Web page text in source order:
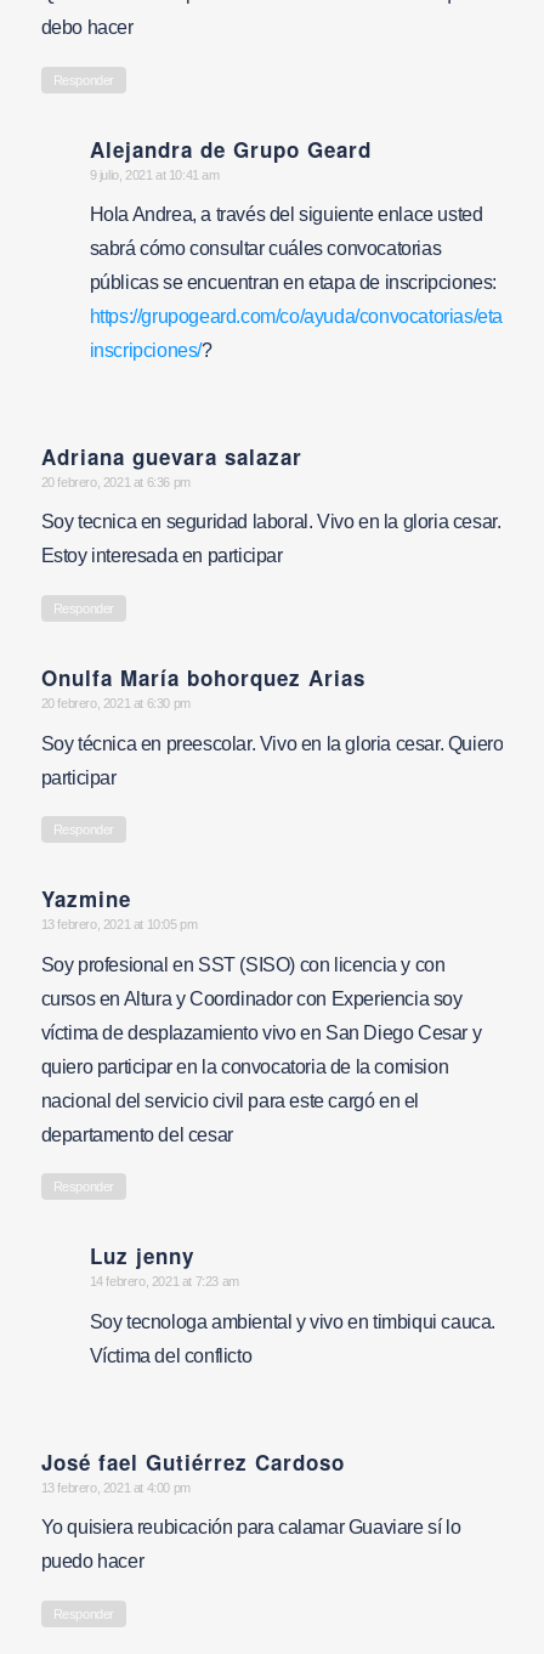
debo hacer
Responder
Alejandra de Grupo Geard
says:
9 julio, 2021 at 10:41 am
Hola Andrea, a través del siguiente enlace usted
sabrá cómo consultar cuáles convocatorias
públicas se encuentran en etapa de inscripciones:
https://grupogeard.com/co/ayuda/convocatorias/etapa-
inscripciones/?
Adriana guevara salazar
says:
20 febrero, 2021 at 6:36 pm
Soy tecnica en seguridad laboral. Vivo en la gloria cesar.
Estoy interesada en participar
Responder
Onulfa María bohorquez Arias
says:
20 febrero, 2021 at 6:30 pm
Soy técnica en preescolar. Vivo en la gloria cesar. Quiero
participar
Responder
Yazmine
says:
13 febrero, 2021 at 10:05 pm
Soy profesional en SST (SISO) con licencia y con
cursos en Altura y Coordinador con Experiencia soy
víctima de desplazamiento vivo en San Diego Cesar y
quiero participar en la convocatoria de la comision
nacional del servicio civil para este cargó en el
departamento del cesar
Responder
Luz jenny
says:
14 febrero, 2021 at 7:23 am
Soy tecnologa ambiental y vivo en timbiqui cauca.
Víctima del conflicto
José fael Gutiérrez Cardoso
says:
13 febrero, 2021 at 4:00 pm
Yo quisiera reubicación para calamar Guaviare sí lo
puedo hacer
Responder